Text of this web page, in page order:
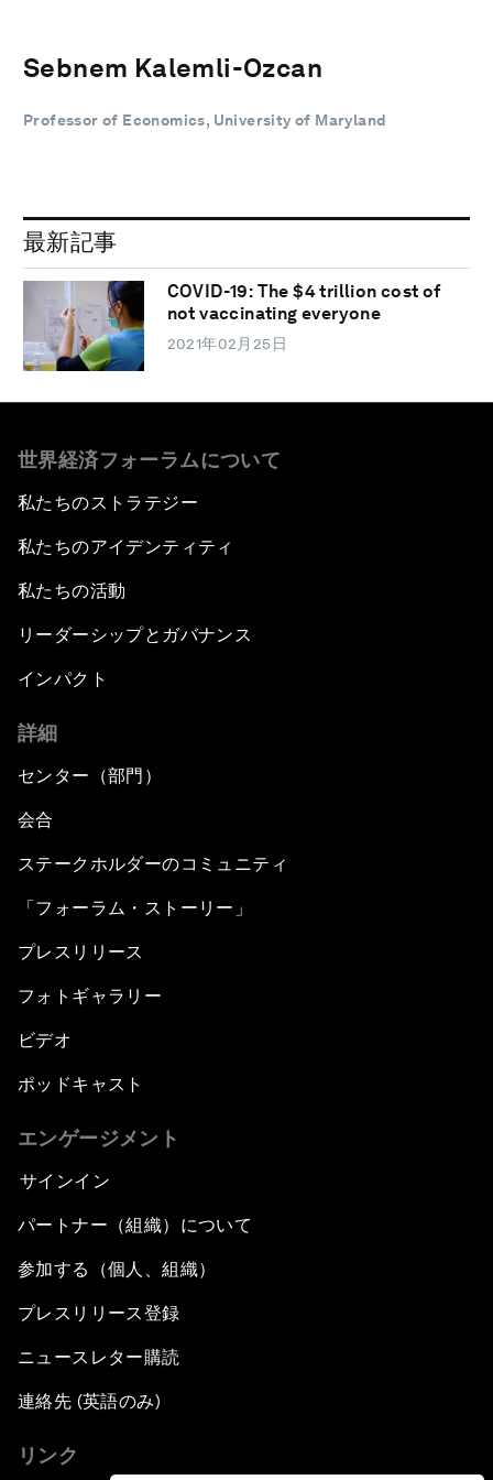
Sebnem Kalemli-Ozcan
Professor of Economics, University of Maryland
最新記事
COVID-19: The $4 trillion cost of
not vaccinating everyone
2021年02月25日
世界経済フォーラムについて
私たちのストラテジー
私たちのアイデンティティ
私たちの活動
リーダーシップとガバナンス
インパクト
詳細
センター（部門）
会合
ステークホルダーのコミュニティ
「フォーラム・ストーリー」
プレスリリース
フォトギャラリー
ビデオ
ポッドキャスト
エンゲージメント
サインイン
パートナー（組織）について
参加する（個人、組織）
プレスリリース登録
ニュースレター購読
連絡先 (英語のみ)
リンク